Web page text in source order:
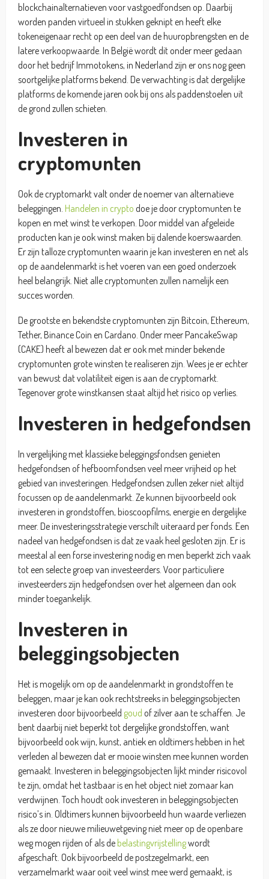
blockchainalternatieven voor vastgoedfondsen op. Daarbij
worden panden virtueel in stukken geknipt en heeft elke
tokeneigenaar recht op een deel van de huuropbrengsten en de
latere verkoopwaarde. In België wordt dit onder meer gedaan
door het bedrijf Immotokens, in Nederland zijn er ons nog geen
soortgelijke platforms bekend. De verwachting is dat dergelijke
platforms de komende jaren ook bij ons als paddenstoelen uit
de grond zullen schieten.
Investeren in
cryptomunten
Ook de cryptomarkt valt onder de noemer van alternatieve
beleggingen. Handelen in crypto doe je door cryptomunten te
kopen en met winst te verkopen. Door middel van afgeleide
producten kan je ook winst maken bij dalende koerswaarden.
Er zijn talloze cryptomunten waarin je kan investeren en net als
op de aandelenmarkt is het voeren van een goed onderzoek
heel belangrijk. Niet alle cryptomunten zullen namelijk een
succes worden.
De grootste en bekendste cryptomunten zijn Bitcoin, Ethereum,
Tether, Binance Coin en Cardano. Onder meer PancakeSwap
(CAKE) heeft al bewezen dat er ook met minder bekende
cryptomunten grote winsten te realiseren zijn. Wees je er echter
van bewust dat volatiliteit eigen is aan de cryptomarkt.
Tegenover grote winstkansen staat altijd het risico op verlies.
Investeren in hedgefondsen
In vergelijking met klassieke beleggingsfondsen genieten
hedgefondsen of hefboomfondsen veel meer vrijheid op het
gebied van investeringen. Hedgefondsen zullen zeker niet altijd
focussen op de aandelenmarkt. Ze kunnen bijvoorbeeld ook
investeren in grondstoffen, bioscoopfilms, energie en dergelijke
meer. De investeringsstrategie verschilt uiteraard per fonds. Een
nadeel van hedgefondsen is dat ze vaak heel gesloten zijn. Er is
meestal al een forse investering nodig en men beperkt zich vaak
tot een selecte groep van investeerders. Voor particuliere
investeerders zijn hedgefondsen over het algemeen dan ook
minder toegankelijk.
Investeren in
beleggingsobjecten
Het is mogelijk om op de aandelenmarkt in grondstoffen te
beleggen, maar je kan ook rechtstreeks in beleggingsobjecten
investeren door bijvoorbeeld goud of zilver aan te schaffen. Je
bent daarbij niet beperkt tot dergelijke grondstoffen, want
bijvoorbeeld ook wijn, kunst, antiek en oldtimers hebben in het
verleden al bewezen dat er mooie winsten mee kunnen worden
gemaakt. Investeren in beleggingsobjecten lijkt minder risicovol
te zijn, omdat het tastbaar is en het object niet zomaar kan
verdwijnen. Toch houdt ook investeren in beleggingsobjecten
risico’s in. Oldtimers kunnen bijvoorbeeld hun waarde verliezen
als ze door nieuwe milieuwetgeving niet meer op de openbare
weg mogen rijden of als de belastingvrijstellingwordt
afgeschaft. Ook bijvoorbeeld de postzegelmarkt, een
verzamelmarkt waar ooit veel winst mee werd gemaakt, is